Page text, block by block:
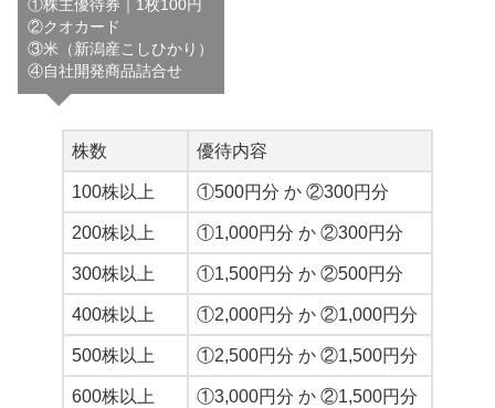
①株主優待券｜1枚100円
②クオカード
③米（新潟産こしひかり）
④自社開発商品詰合せ
株数 優待内容
100株以上 ①500円分 か ②300円分
200株以上 ①1,000円分 か ②300円分
300株以上 ①1,500円分 か ②500円分
400株以上 ①2,000円分 か ②1,000円分
500株以上 ①2,500円分 か ②1,500円分
600株以上 ①3,000円分 か ②1,500円分